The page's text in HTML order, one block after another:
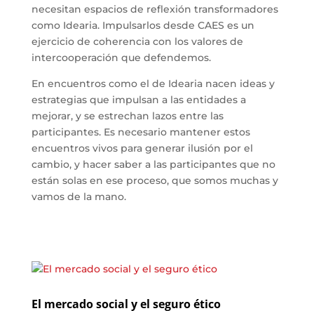
necesitan espacios de reflexión transformadores
como Idearia. Impulsarlos desde CAES es un
ejercicio de coherencia con los valores de
intercooperación que defendemos.
En encuentros como el de Idearia nacen ideas y
estrategias que impulsan a las entidades a
mejorar, y se estrechan lazos entre las
participantes. Es necesario mantener estos
encuentros vivos para generar ilusión por el
cambio, y hacer saber a las participantes que no
están solas en ese proceso, que somos muchas y
vamos de la mano.
El mercado social y el seguro ético